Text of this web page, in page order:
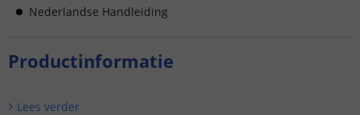
Nederlandse Handleiding
Productinformatie
Lees verder